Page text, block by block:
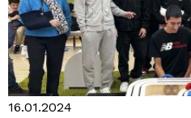
16.01.2024